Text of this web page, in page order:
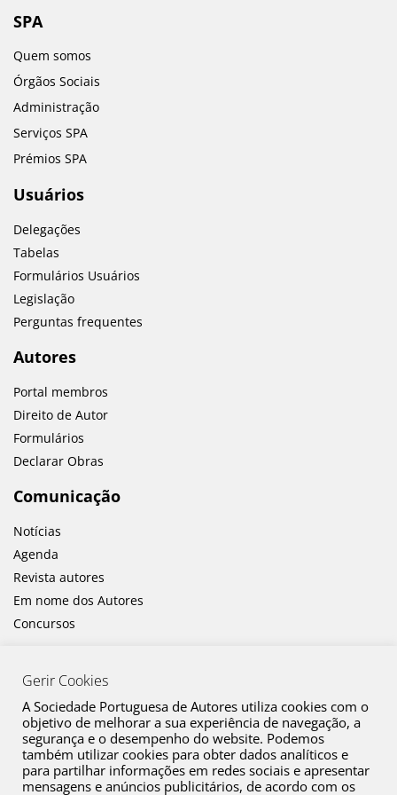
SPA
Quem somos
Órgãos Sociais
Administração
Serviços SPA
Prémios SPA
Usuários
Delegações
Tabelas
Formulários Usuários
Legislação
Perguntas frequentes
Autores
Portal membros
Direito de Autor
Formulários
Declarar Obras
Comunicação
Notícias
Agenda
Revista autores
Em nome dos Autores
Concursos
Canal de Denúncia
Plano de Prevenção de Riscos de Corrupção e Infrações Conexas
Gerir Cookies
A Sociedade Portuguesa de Autores utiliza cookies com o
objetivo de melhorar a sua experiência de navegação, a
segurança e o desempenho do website. Podemos
também utilizar cookies para obter dados analíticos e
para partilhar informações em redes sociais e apresentar
mensagens e anúncios publicitários, de acordo com os